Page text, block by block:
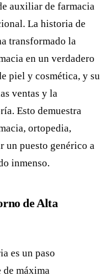
auxiliar de farmacia
La historia de
transformado la
en un verdadero
piel y cosmética, y su
ventas y la
Esto demuestra
ortopedia,
un puesto genérico a
inmenso.
de Alta
es un paso
máxima